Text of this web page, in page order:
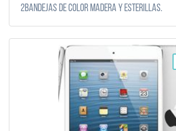
2Bandejas de color madera y esterillas.